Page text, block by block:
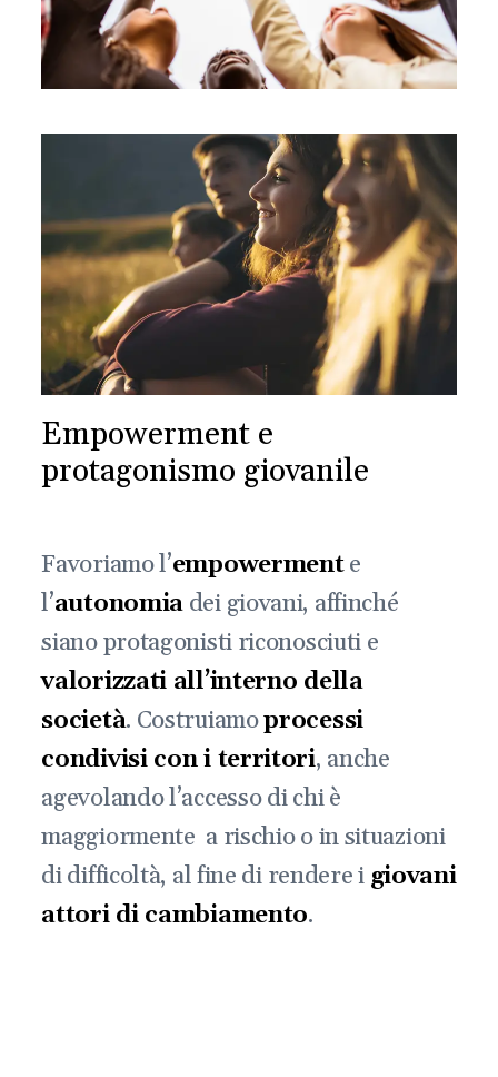
Empowerment e
protagonismo giovanile
Favoriamo l’empowermente
l’autonomia dei giovani, affinché
siano protagonisti riconosciuti e
valorizzati all’interno della
società. Costruiamoprocessi
condivisi con i territori, anche
agevolando l’accesso di chi è
maggiormente a rischio o in situazioni
di difficoltà, al fine di rendere i giovani
attori di cambiamento.